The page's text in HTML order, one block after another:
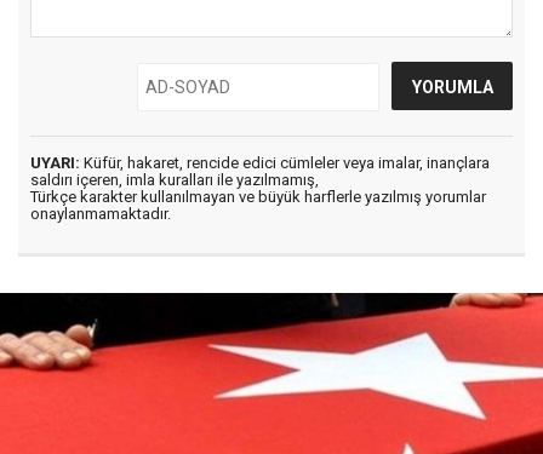
UYARI: Küfür, hakaret, rencide edici cümleler veya imalar, inançlara
saldırı içeren, imla kuralları ile yazılmamış,
Türkçe karakter kullanılmayan ve büyük harflerle yazılmış yorumlar
onaylanmamaktadır.